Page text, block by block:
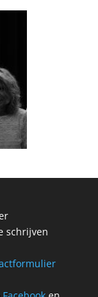
schrijven